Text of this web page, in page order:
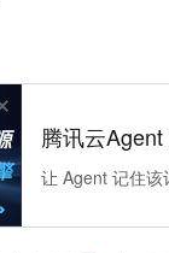
腾讯云
让 Agent 记住该